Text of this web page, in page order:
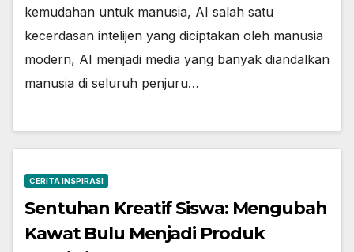
kemudahan untuk manusia, AI salah satu
kecerdasan intelijen yang diciptakan oleh manusia
modern, AI menjadi media yang banyak diandalkan
manusia di seluruh penjuru…
CERITA INSPIRASI
Sentuhan Kreatif Siswa: Mengubah
Kawat Bulu Menjadi Produk